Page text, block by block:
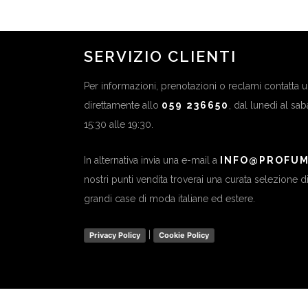
SERVIZIO CLIENTI
Per informazioni, prenotazioni o reclami contatta
direttamente allo 059 236650
, dal lunedì al
15:30 alle 19:30.
In alternativa invia una e-mail a
nostri punti vendita troverai una curata selezione
grandi case di moda italiane ed estere.
Privacy Policy Cookie Policy